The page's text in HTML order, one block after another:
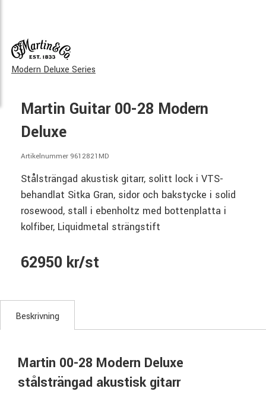
Modern Deluxe Series
Martin Guitar 00-28 Modern
Deluxe
Artikelnummer 9612821MD
Stålsträngad akustisk gitarr, solitt lock i VTS-
behandlat Sitka Gran, sidor och bakstycke i solid
rosewood, stall i ebenholtz med bottenplatta i
kolfiber, Liquidmetal strängstift
62950 kr/st
Beskrivning
Martin 00-28 Modern Deluxe
stålsträngad akustisk gitarr